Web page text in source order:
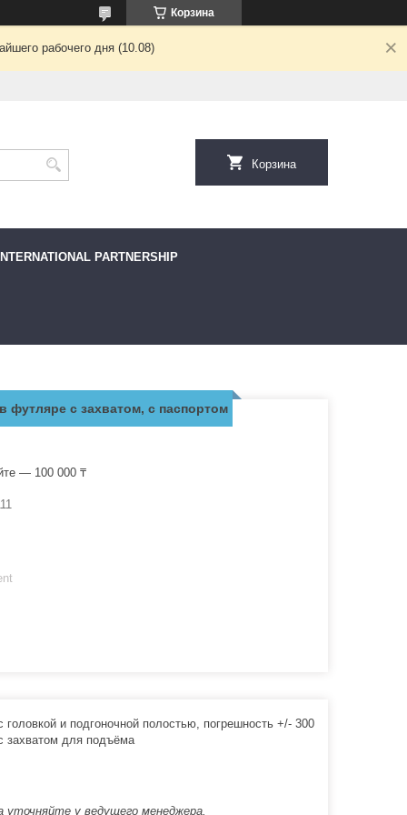
Корзина
рабочего дня (10.08)
Корзина
PARTNERSHIP
футляре с захватом, с паспортом
— 100 000 ₸
и подгоночной полостью, погрешность +/- 300
захватом для подъёма
у ведущего менеджера.